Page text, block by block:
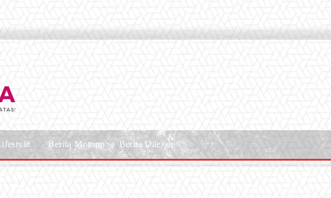
Berita Motogp Berita Daerah